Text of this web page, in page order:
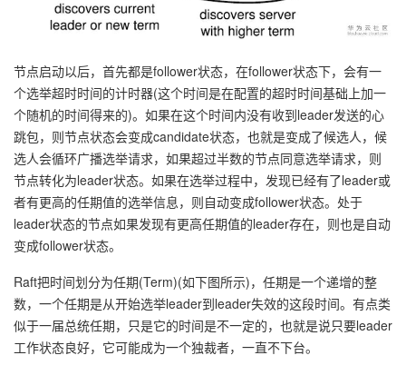
节点启动以后，首先都是follower状态，在follower状态下，会有一
个选举超时时间的计时器(这个时间是在配置的超时时间基础上加一
个随机的时间得来的)。如果在这个时间内没有收到leader发送的心
跳包，则节点状态会变成candidate状态，也就是变成了候选人，候
选人会循环广播选举请求，如果超过半数的节点同意选举请求，则
节点转化为leader状态。如果在选举过程中，发现已经有了leader或
者有更高的任期值的选举信息，则自动变成follower状态。处于
leader状态的节点如果发现有更高任期值的leader存在，则也是自动
变成follower状态。
Raft把时间划分为任期(Term)(如下图所示)，任期是一个递增的整
数，一个任期是从开始选举leader到leader失效的这段时间。有点类
似于一届总统任期，只是它的时间是不一定的，也就是说只要leader
工作状态良好，它可能成为一个独裁者，一直不下台。